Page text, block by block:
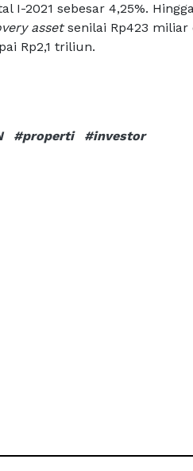
I-2021 sebesar 4,25%.
assetsenilai Rp423 miliar
Rp2,1 triliun.
#properti #investor